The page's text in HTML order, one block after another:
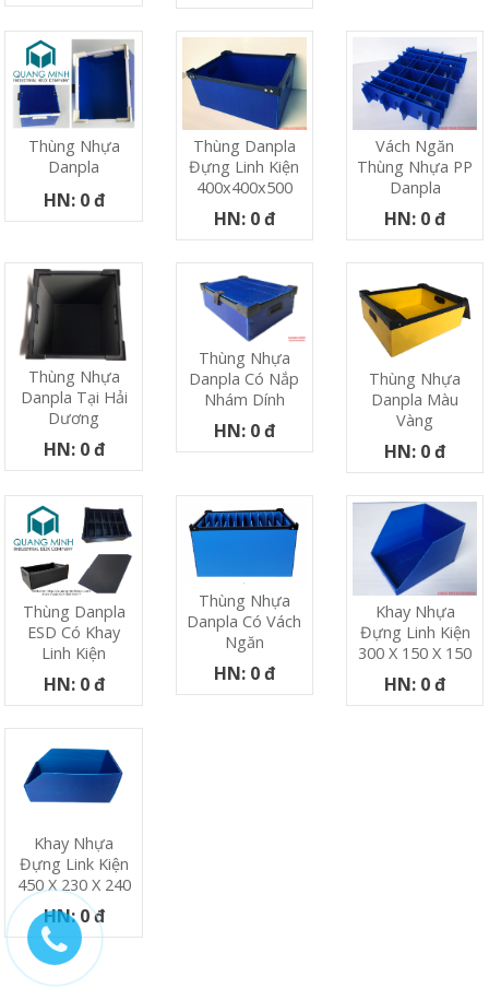
Thùng Nhựa
Danpla
HN: 0 đ
Thùng Danpla
Đựng Linh Kiện
400x400x500
HN: 0 đ
Vách Ngăn
Thùng Nhựa PP
Danpla
HN: 0 đ
Thùng Nhựa
Danpla Tại Hải
Dương
HN: 0 đ
Thùng Nhựa
Danpla Có Nắp
Nhám Dính
HN: 0 đ
Thùng Nhựa
Danpla Màu
Vàng
HN: 0 đ
Thùng Danpla
ESD Có Khay
Linh Kiện
HN: 0 đ
Thùng Nhựa
Danpla Có Vách
Ngăn
HN: 0 đ
Khay Nhựa
Đựng Linh Kiện
300 X 150 X 150
HN: 0 đ
Khay Nhựa
Đựng Link Kiện
450 X 230 X 240
HN: 0 đ